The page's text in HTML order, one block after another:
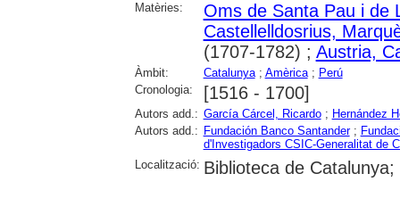
Matèries:
Oms de Santa Pau i de
Castellelldosrius,
(1707-1782) ; Austria,
Àmbit: Catalunya; Amèrica; Perú
Cronologia:
[1516 - 1700]
Autors add.: García Cárcel, Ricardo; Hernández
Autors add.: Fundación Banco Santander;
d'Investigadors CSIC-Generalitat de
Localització: Biblioteca de